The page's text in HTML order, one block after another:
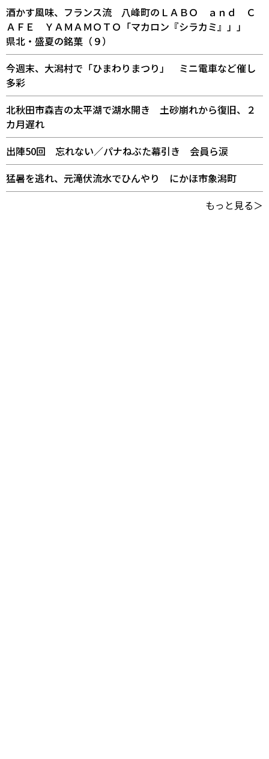
酒かす風味、フランス流 八峰町のＬＡＢＯ ａｎｄ Ｃ
ＡＦＥ ＹＡＭＡＭＯＴＯ「マカロン『シラカミ』」」
県北・盛夏の銘菓（９）
今週末、大潟村で「ひまわりまつり」 ミニ電車など催し
多彩
北秋田市森吉の太平湖で湖水開き 土砂崩れから復旧、２
カ月遅れ
出陣50回 忘れない／パナねぶた幕引き 会員ら涙
猛暑を逃れ、元滝伏流水でひんやり にかほ市象潟町
もっと見る＞